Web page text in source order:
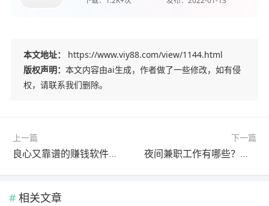
本文地址：
https://www.viy88.com/view/1144.html
版权声明： 本文内容由ai生成，作者做了一些修改，如有侵
权，请联系我们删除。
上一篇
良心又靠谱的赚钱软件是哪款？真实靠谱的赚钱app分享
下一篇
夜间兼职工作有哪些？分享四个适合晚上在家做的兼职副业
相关文章